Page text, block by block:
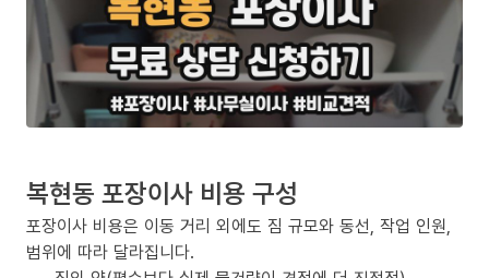
복현동 포장이사 비용 구성
포장이사 비용은 이동 거리 외에도 짐 규모와 동선, 작업 인원,
범위에 따라 달라집니다.